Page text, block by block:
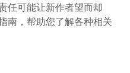
任可能让新作者望而却
南，帮助您了解各种相关